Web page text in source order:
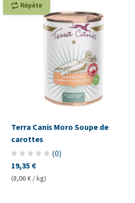
Répète
Terra Canis Moro Soupe de
carottes
(0)
19,35 €
(8,06 € / kg)